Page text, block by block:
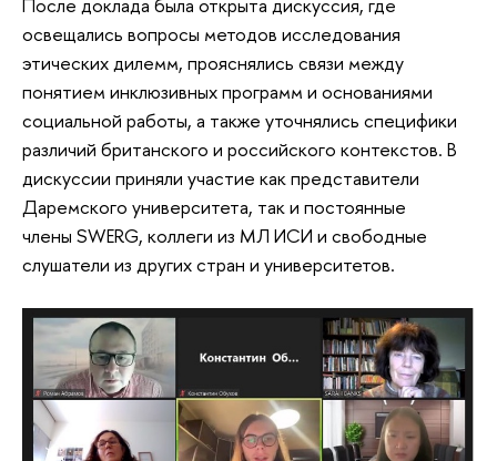
После доклада была открыта дискуссия, где
освещались вопросы методов исследования
этических дилемм, прояснялись связи между
понятием инклюзивных программ и основаниями
социальной работы, а также уточнялись специфики
различий британского и российского контекстов. В
дискуссии приняли участие как представители
Даремского университета, так и постоянные
члены SWERG, коллеги из МЛ ИСИ и свободные
слушатели из других стран и университетов.